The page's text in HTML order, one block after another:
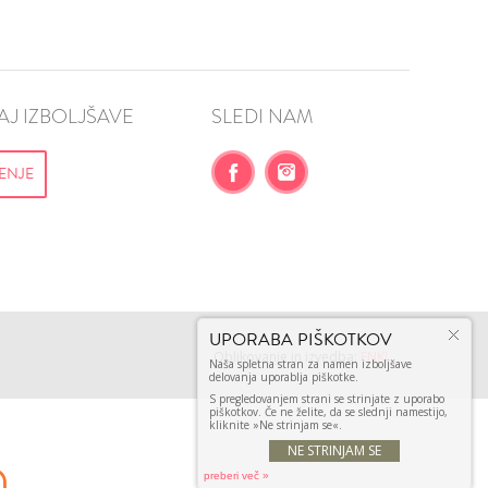
DODAJ
VŠEČNO (10)
IZBOLJŠAVE SLEDI NAM
Oblikovanje in izvedba: ENKI